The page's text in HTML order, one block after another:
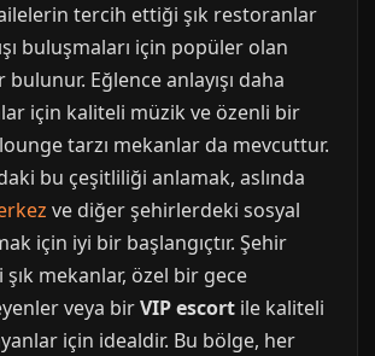
tercih ettiği şık restoranlar
buluşmaları için popüler olan
Eğlence anlayışı daha
için kaliteli müzik ve özenli bir
tarzı mekanlar da mevcuttur.
bu çeşitliliği anlamak, aslında
ve diğer şehirlerdeki sosyal
için iyi bir başlangıçtır. Şehir
mekanlar, özel bir gece
veya birVIP escort ile kaliteli
için idealdir. Bu bölge, her